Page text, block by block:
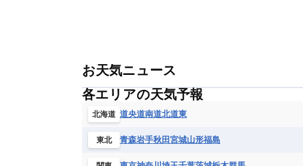
お天気ニュース
各エリアの天気予報
北海道 道央道南道北道東
東北 青森岩手秋田宮城山形福島